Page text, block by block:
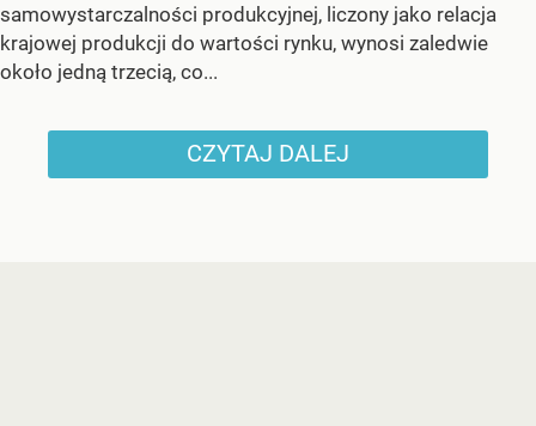
samowystarczalności produkcyjnej, liczony jako relacja
krajowej produkcji do wartości rynku, wynosi zaledwie
około jedną trzecią, co...
CZYTAJ DALEJ